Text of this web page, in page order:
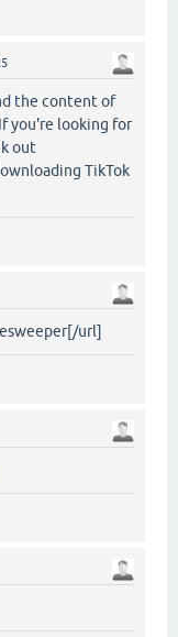
the content of
you're looking for
out
TikTok
url]